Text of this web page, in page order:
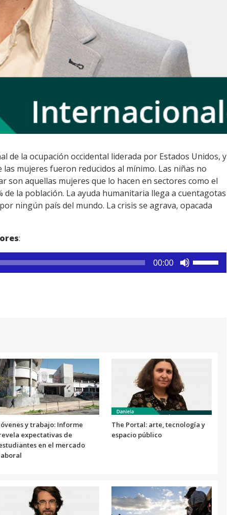
de la ocupación occidental liderada por Estados Unidos, y
mujeres fueron reducidos al mínimo. Las niñas no
son aquellas mujeres que lo hacen en sectores como el
la población. La ayuda humanitaria llega a cuentagotas
ningún país del mundo. La crisis se agrava, opacada
:
00:00
y trabajo: Informe
expectativas de
en el mercado
The Portal: arte, tecnología y
espacio público